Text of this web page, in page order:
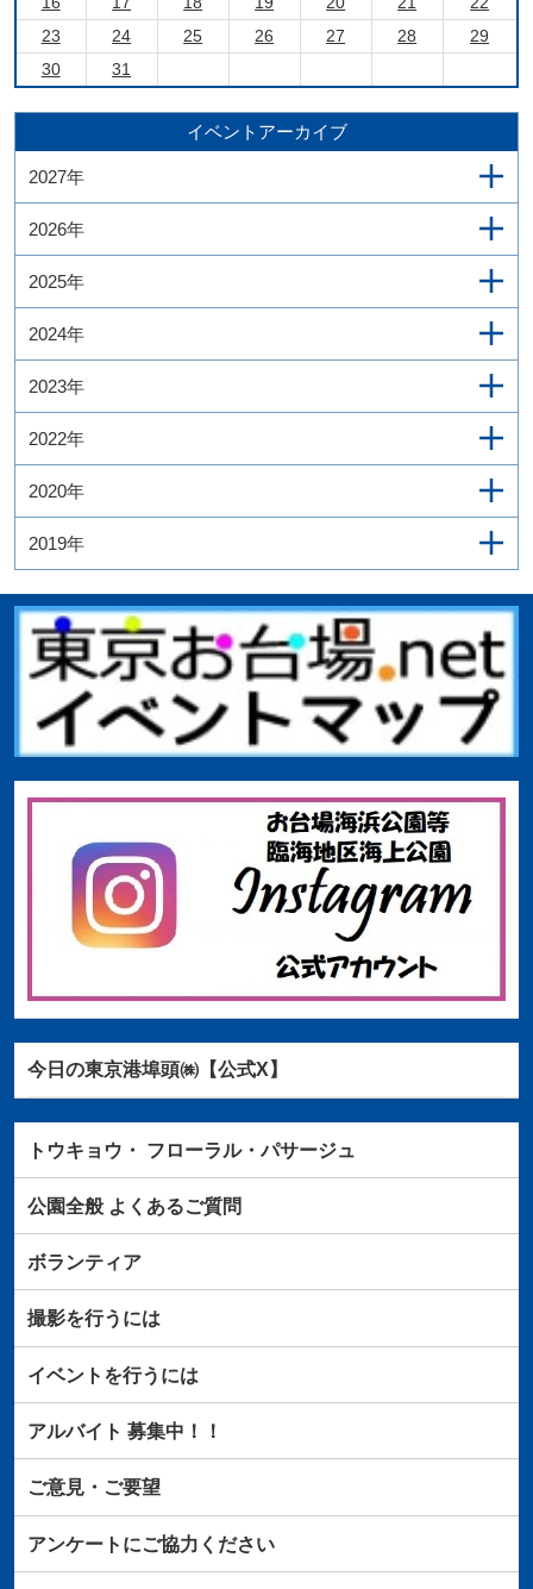
23
24 25 26 27 28
29
30
31
イベントアーカイブ
2027年
2026年
2025年
2024年
2023年
2022年
2020年
2019年
今日の東京港埠頭㈱【公式X】
トウキョウ・ フローラル・パサージュ
公園全般よくあるご質問
ボランティア
撮影を行うには
イベントを行うには
アルバイト 募集中！！
ご意見・ご要望
アンケートにご協力ください